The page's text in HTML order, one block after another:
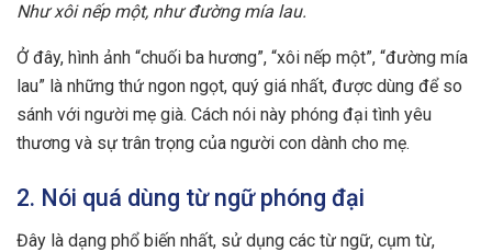
Như xôi nếp một, như đường mía lau.
Ở đây, hình ảnh “chuối ba hương”, “xôi nếp một”, “đường mía
lau” là những thứ ngon ngọt, quý giá nhất, được dùng để so
sánh với người mẹ già. Cách nói này phóng đại tình yêu
thương và sự trân trọng của người con dành cho mẹ.
2. Nói quá dùng từ ngữ phóng đại
Đây là dạng phổ biến nhất, sử dụng các từ ngữ, cụm từ,